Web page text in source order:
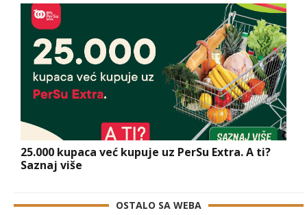
25.000 kupaca već kupuje uz PerSu Extra. A ti?
Saznaj više
OSTALO SA WEBA